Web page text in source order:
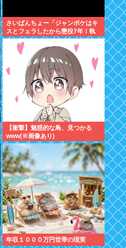
さいばんちょー「ジャンポケはキ
スとフェラしたから懲役7年！執
行猶予なし！」←殺人並みに重く
て草
【衝撃】魅惑的な鳥、見つかる
www(※画像あり)
年収１０００万円世帯の現実